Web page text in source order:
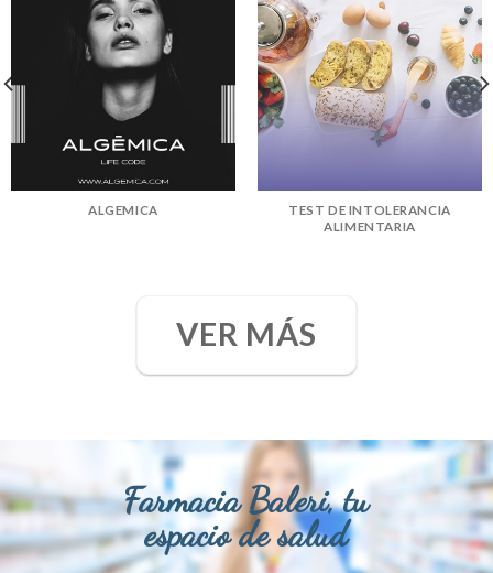
ALGEMICA
TEST DE INTOLERANCIA
ALIMENTARIA
VER MÁS
Farmacia Baleri, tu
espacio de salud